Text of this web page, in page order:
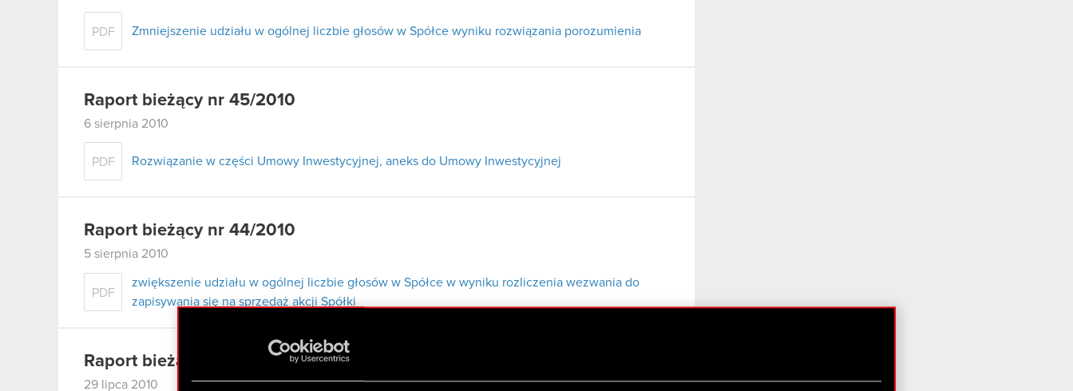
PDF Zmniejszenie udziału w ogólnej liczbie głosów w Spółce wyniku rozwiązania porozumienia
Raport bieżący nr 45/2010
6 sierpnia 2010
PDF Rozwiązanie w części Umowy Inwestycyjnej, aneks do Umowy Inwestycyjnej
Raport bieżący nr 44/2010
5 sierpnia 2010
PDF
zwiększenie udziału w ogólnej liczbie głosów w Spółce w wyniku rozliczenia wezwania do
zapisywania się na sprzedaż akcji Spółki
Raport bieżący nr 43/2010
29 lipca 2010